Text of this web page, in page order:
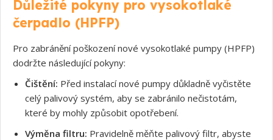
Důležité pokyny pro vysokotlaké
čerpadlo (HPFP)
Pro zabránění poškození nové vysokotlaké pumpy (HPFP)
dodržte následující pokyny:
Čištění: Před instalací nové pumpy důkladně vyčistěte
celý palivový systém, aby se zabránilo nečistotám,
které by mohly způsobit opotřebení.
Výměna filtru: Pravidelně měňte palivový filtr, abyste
Souhlasím s GDPR